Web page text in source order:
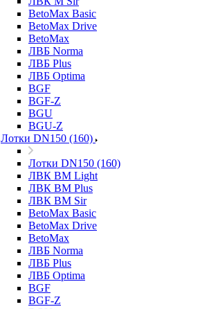
BetoMax Basic
BetoMax Drive
BetoMax
ЛВБ Norma
ЛВБ Plus
ЛВБ Optima
BGF
BGF-Z
BGU
BGU-Z
Лотки DN150 (160)
Лотки DN150 (160)
ЛВК ВМ Light
ЛВК ВМ Plus
ЛВК ВМ Sir
BetoMax Basic
BetoMax Drive
BetoMax
ЛВБ Norma
ЛВБ Plus
ЛВБ Optima
BGF
BGF-Z